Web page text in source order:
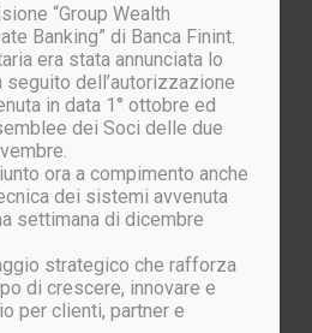
ACCEDI
“Group Wealth
Banking” di Banca Finint.
era stata annunciata lo
dell’autorizzazione
in data 1° ottobre ed
dei Soci delle due
ora a compimento anche
dei sistemi avvenuta
settimana di dicembre
strategico che rafforza
di crescere, innovare e
per clienti, partner e